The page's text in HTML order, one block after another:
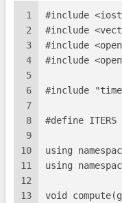
1
2
3
4
5
6
7
8
9
10
11
12
13
#include
#include
#include
#include
#include
#define ITERS
using
using
void